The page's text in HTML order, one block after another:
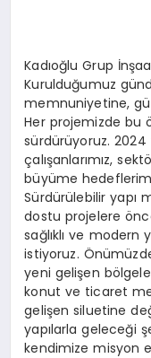
Kadıoğlu Grup
Kurulduğumuz
memnuniyetine,
Her projemizde bu
sürdürüyoruz.
çalışanlarımız,
büyüme
Sürdürülebilir yapı
dostu projelere
sağlıklı ve modern
istiyoruz.
yeni gelişen
konut ve ticaret
gelişen siluetine
yapılarla geleceği
kendimize misyon